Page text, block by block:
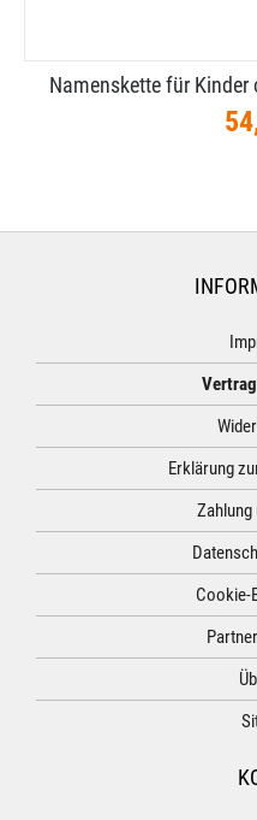
Namenskette für Kinder
Erklärung
Zahlung
Cookie-